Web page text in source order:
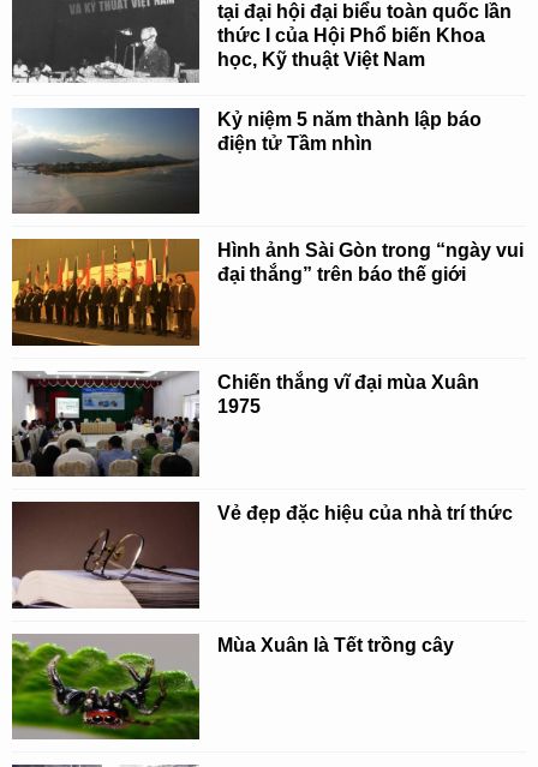
tại đại hội đại biểu toàn quốc lần
thức I của Hội Phổ biến Khoa
học, Kỹ thuật Việt Nam
Kỷ niệm 5 năm thành lập báo
điện tử Tầm nhìn
Hình ảnh Sài Gòn trong “ngày vui
đại thắng” trên báo thế giới
Chiến thắng vĩ đại mùa Xuân
1975
Vẻ đẹp đặc hiệu của nhà trí thức
Mùa Xuân là Tết trồng cây